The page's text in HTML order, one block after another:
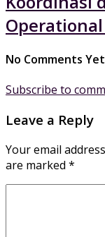
No Comments Yet
Subscribe to
Leave a Reply
Your email
are marked *